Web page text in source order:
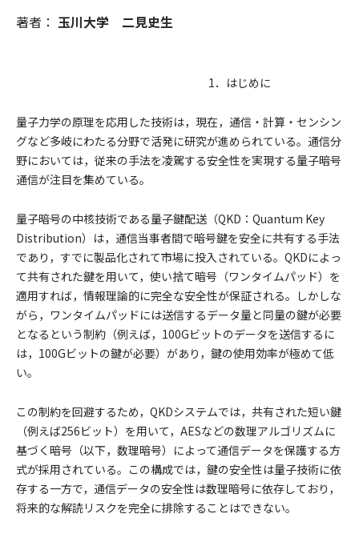
著者： 玉川大学 二見史生
1．はじめに
量子力学の原理を応用した技術は，現在，通信・計算・センシン
グなど多岐にわたる分野で活発に研究が進められている。通信分
野においては，従来の手法を凌駕する安全性を実現する量子暗号
通信が注目を集めている。
量子暗号の中核技術である量子鍵配送（QKD：Quantum Key
Distribution）は，通信当事者間で暗号鍵を安全に共有する手法
であり，すでに製品化されて市場に投入されている。QKDによっ
て共有された鍵を用いて，使い捨て暗号（ワンタイムパッド）を
適用すれば，情報理論的に完全な安全性が保証される。しかしな
がら，ワンタイムパッドには送信するデータ量と同量の鍵が必要
となるという制約（例えば，100Gビットのデータを送信するに
は，100Gビットの鍵が必要）があり，鍵の使用効率が極めて低
い。
この制約を回避するため，QKDシステムでは，共有された短い鍵
（例えば256ビット）を用いて，AESなどの数理アルゴリズムに
基づく暗号（以下，数理暗号）によって通信データを保護する方
式が採用されている。この構成では，鍵の安全性は量子技術に依
存する一方で，通信データの安全性は数理暗号に依存しており，
将来的な解読リスクを完全に排除することはできない。